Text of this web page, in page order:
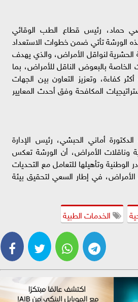
حماد، رئيس قطاع الطب الوقائي
الورشة تأتي ضمن خطوات الاستعداد
الحشرية لنواقل الأمراض، والذي يهدف
الخاصة بالبعوض الناقل للأمراض، بما
أكثر كفاءة، وتعزيز التعاون بين الجهات
المكافحة وفق أحدث المعايير
أماني الحبشي، رئيس الإدارة
وناقلات الأمراض، أن الورشة تعكس
الوطنية وتأهيلها للتعامل مع التحديات
الأمراض، في إطار السعي لتحقيق بيئة
الخدمات الطبية